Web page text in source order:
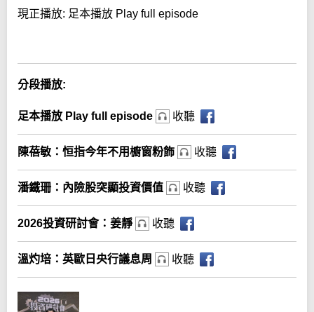
現正播放: 足本播放 Play full episode
分段播放:
足本播放 Play full episode 收聽
陳蓓敏：恒指今年不用櫥窗粉飾 收聽
潘鐵珊：內險股突顯投資價值 收聽
2026投資研討會：姜靜 收聽
溫灼培：英歐日央行議息周 收聽